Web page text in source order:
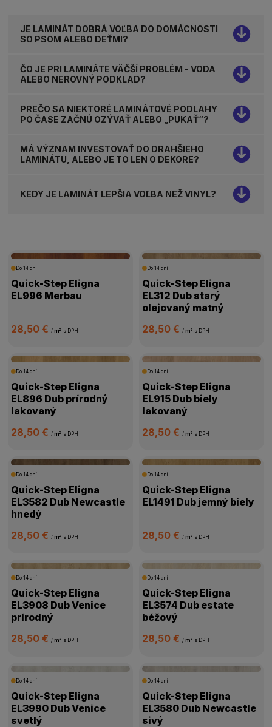
JE LAMINÁT DOBRÁ VOĽBA DO DOMÁCNOSTI
SO PSOM ALEBO DEŤMI?
ČO JE PRI LAMINÁTE VÄČŠÍ PROBLÉM - VODA
ALEBO NEROVNÝ PODKLAD?
PREČO SA NIEKTORÉ LAMINÁTOVÉ PODLAHY
PO ČASE ZAČNÚ OZÝVAŤ ALEBO „PUKAŤ“?
MÁ VÝZNAM INVESTOVAŤ DO DRAHŠIEHO
LAMINÁTU, ALEBO JE TO LEN O DEKORE?
KEDY JE LAMINÁT LEPŠIA VOĽBA NEŽ VINYL?
Do 14 dní
Quick-Step Eligna
EL996 Merbau
28,50 €/ m² s DPH
Do 14 dní
Quick-Step Eligna
EL312 Dub starý
olejovaný matný
28,50 € / m² s DPH
Do 14 dní
Quick-Step Eligna
EL896 Dub prírodný
lakovaný
28,50 €/ m² s DPH
Do 14 dní
Quick-Step Eligna
EL915 Dub biely
lakovaný
28,50 € / m² s DPH
Do 14 dní
Quick-Step Eligna
EL3582 Dub Newcastle
hnedý
28,50 €/ m² s DPH
Do 14 dní
Quick-Step Eligna
EL1491 Dub jemný biely
28,50 € / m² s DPH
Do 14 dní
Quick-Step Eligna
EL3908 Dub Venice
prírodný
28,50 €/ m² s DPH
Do 14 dní
Quick-Step Eligna
EL3574 Dub estate
béžový
28,50 € / m² s DPH
Do 14 dní
Quick-Step Eligna
EL3990 Dub Venice
svetlý
Do 14 dní
Quick-Step Eligna
EL3580 Dub Newcastle
sivý